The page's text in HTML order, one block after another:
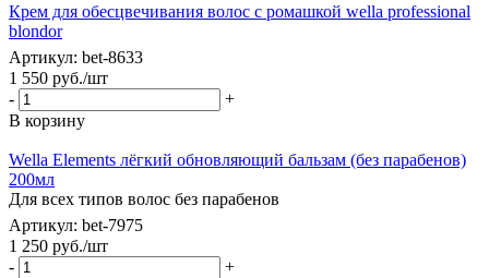
Крем для обесцвечивания волос с ромашкой wella professional
blondor
Артикул: bet-8633
1 550 руб./шт
-
+
В корзину
Wella Elements лёгкий обновляющий бальзам (без парабенов)
200мл
Для всех типов волос без парабенов
Артикул: bet-7975
1 250 руб./шт
-
+